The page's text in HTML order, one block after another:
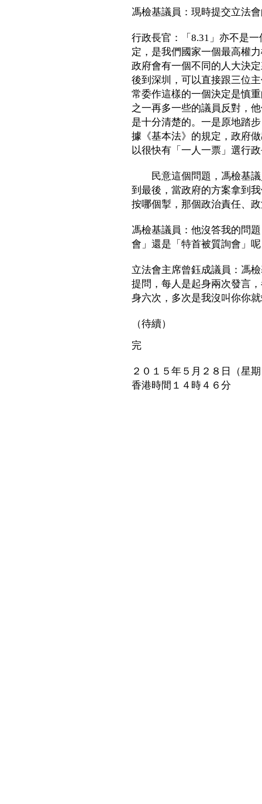
馮檢基議員：現時提交立法
行政長官：「8.31」亦不是
定，是我們國家一個最高權
政府會有一個不同的人大決
後到深圳，可以直接跟三位
常委作這樣的一個決定是慎
之一再多一些的議員反對，
是十分清楚的。一是原地踏
據《基本法》的規定，政府
以很快有「一人一票」選行
民意這個問題，馮檢基議
到最後，當政府的方案拿到
按哪個掣，那個政治責任、
馮檢基議員：他沒答我的問
會」還是「特首被質詢會」
立法會主席曾鈺成議員：馮
提問，每人是起身兩次發言
身六次，多次是我沒叫你你
（待續）
完
２０１５年５月２８日（星
香港時間１４時４６分